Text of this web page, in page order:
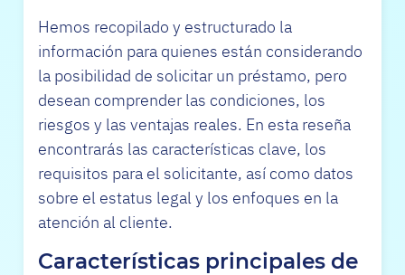
Hemos recopilado y estructurado la
información para quienes están considerando
la posibilidad de solicitar un préstamo, pero
desean comprender las condiciones, los
riesgos y las ventajas reales. En esta reseña
encontrarás las características clave, los
requisitos para el solicitante, así como datos
sobre el estatus legal y los enfoques en la
atención al cliente.
Características principales de